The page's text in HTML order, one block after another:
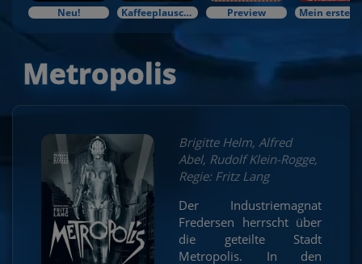
Neu! Kaffeeplausch & Kinozauber Preview
Metropolis
Brigitte Helm, Alfred
Abel, Rudolf Klein-Rogge,
Regie: Fritz Lang
Der Industriemagnat
Fredersen herrscht über
die geteilte Stadt
Metropolis. In den